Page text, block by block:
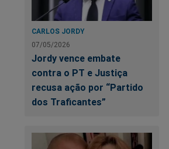
CARLOS JORDY
07/05/2026
Jordy vence embate
contra o PT e Justiça
recusa ação por “Partido
dos Traficantes”